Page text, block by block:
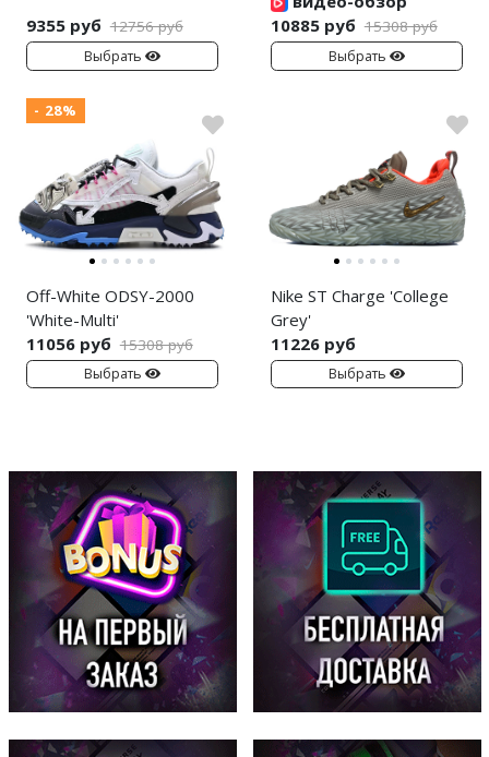
9355 руб 12756 руб
Выбрать
10885 руб 15308 руб
Выбрать
- 28%
Off-White ODSY-2000
'White-Multi'
11056 руб 15308 руб
Выбрать
Nike ST Charge 'College
Grey'
11226 руб
Выбрать